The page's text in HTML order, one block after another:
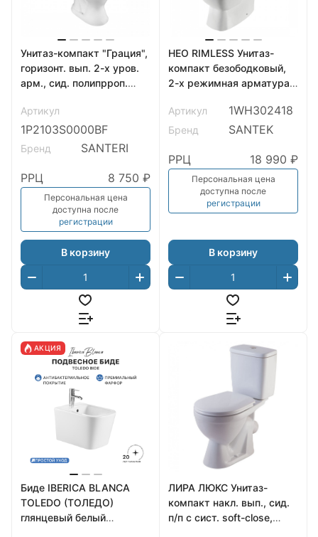
Унитаз-компакт "Грация",
горизонт. вып. 2-х уров.
арм., сид. полипрроп.
Артикул
1P2103S0000BF
Бренд SANTERI
РРЦ 8 750 ₽
Персональная цена
доступна после
регистрации
В корзину
НЕО RIMLESS Унитаз-
компакт безободковый,
2-х режимная арматура
Soft-close, Cl
Артикул 1WH302418
Бренд SANTEK
РРЦ 18 990 ₽
Персональная цена
доступна после
регистрации
В корзину
АКЦИЯ
Биде IBERICA BLANCA
TOLEDO (ТОЛЕДО)
глянцевый белый
ЛИРА ЛЮКС Унитаз-
компакт накл. вып., сид.
п/п с сист. soft-close,